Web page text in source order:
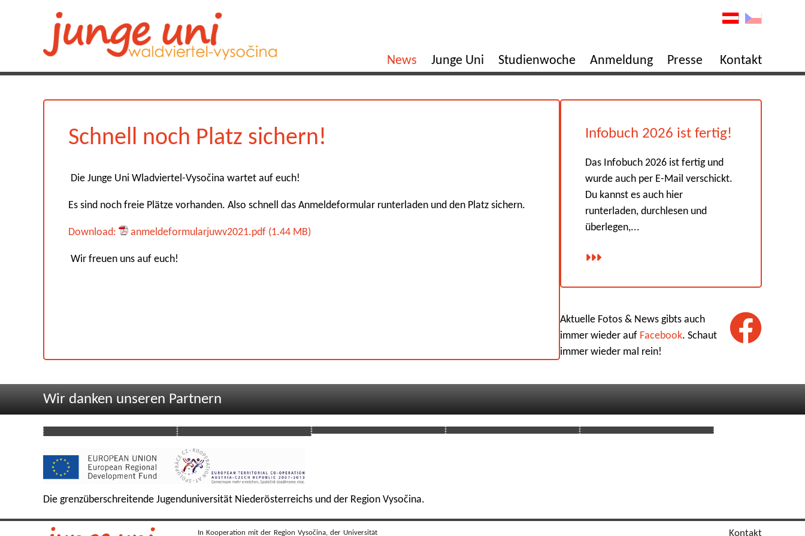
News Junge Uni Studienwoche Anmeldung Presse Kontakt
Schnell noch Platz sichern!
Die Junge Uni Wladviertel-Vysočina wartet auf euch!
Es sind noch freie Plätze vorhanden. Also schnell das Anmeldeformular runterladen und den Platz sichern.
Download: anmeldeformularjuwv2021.pdf (1.44 MB)
Wir freuen uns auf euch!
Infobuch 2026 ist fertig!
Das Infobuch 2026 ist fertig und
wurde auch per E-Mail verschickt.
Du kannst es auch hier
runterladen, durchlesen und
überlegen,...
Aktuelle Fotos & News gibts auch
immer wieder auf Facebook. Schaut
immer wieder mal rein!
Wir danken unseren Partnern
Die grenzüberschreitende Jugenduniversität Niederösterreichs und der Region Vysočina.
In Kooperation mit der Region Vysočina, der Universität Kontakt